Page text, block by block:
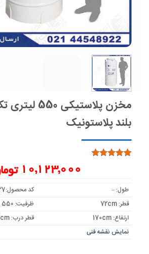
مخزن
بلند پلاستونیک
10,123,000
طول: –
کد محصول:6127
قطر: 72cm
ظرفیت: 550 لیتر
ارتفاع: 170cm
قطر درب: 42cm – قطر دریچه:36cm
نمایش نقشه فنی